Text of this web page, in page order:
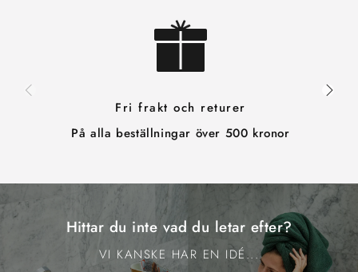
Fri frakt och returer
På alla beställningar över 500 kronor
Hittar du inte vad du letar efter?
VI KANSKE HAR EN IDÉ...